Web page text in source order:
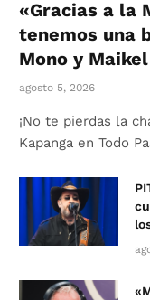
«Gracias a la
tenemos una
Mono y
agosto 5, 2026
¡No te pierdas la
Kapanga en Todo